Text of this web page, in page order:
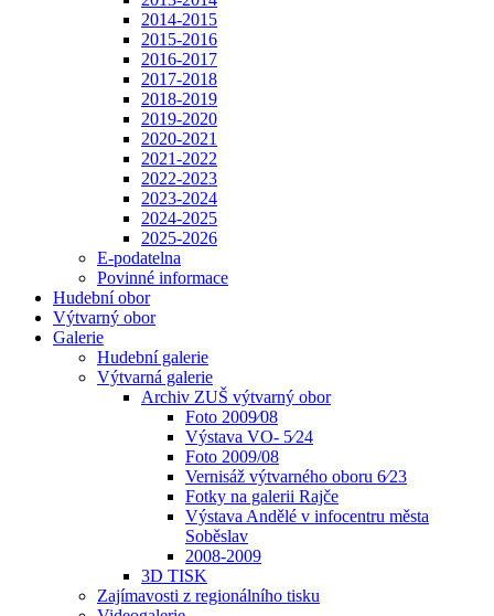
2014-2015
2015-2016
2016-2017
2017-2018
2018-2019
2019-2020
2020-2021
2021-2022
2022-2023
2023-2024
2024-2025
2025-2026
E-podatelna
Povinné informace
Hudební obor
Výtvarný obor
Galerie
Hudební galerie
Výtvarná galerie
Archiv ZUŠ výtvarný obor
Foto 2009⁄08
Výstava VO- 5⁄24
Foto 2009/08
Vernisáž výtvarného oboru 6⁄23
Fotky na galerii Rajče
Výstava Andělé v infocentru města
Soběslav
2008-2009
3D TISK
Zajímavosti z regionálního tisku